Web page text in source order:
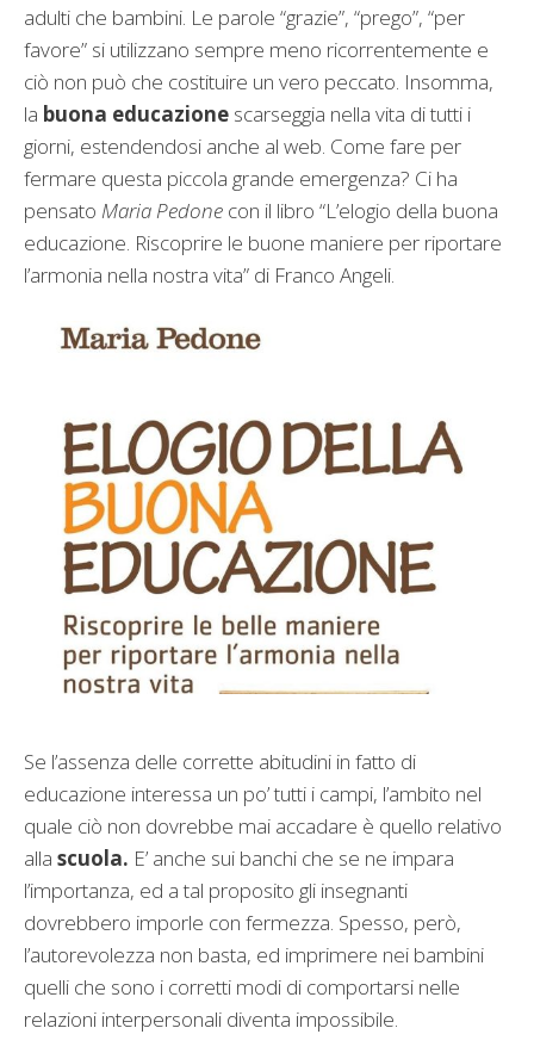
adulti che bambini. Le parole “grazie”, “prego”, “per
favore” si utilizzano sempre meno ricorrentemente e
ciò non può che costituire un vero peccato. Insomma,
la buona educazione scarseggia nella vita di tutti i
giorni, estendendosi anche al web. Come fare per
fermare questa piccola grande emergenza? Ci ha
pensato Maria Pedone con il libro “L’elogio della buona
educazione. Riscoprire le buone maniere per riportare
l’armonia nella nostra vita” di Franco Angeli.
Se l’assenza delle corrette abitudini in fatto di
educazione interessa un po’ tutti i campi, l’ambito nel
quale ciò non dovrebbe mai accadare è quello relativo
alla scuola. E’ anche sui banchi che se ne impara
l’importanza, ed a tal proposito gli insegnanti
dovrebbero imporle con fermezza. Spesso, però,
l’autorevolezza non basta, ed imprimere nei bambini
quelli che sono i corretti modi di comportarsi nelle
relazioni interpersonali diventa impossibile.